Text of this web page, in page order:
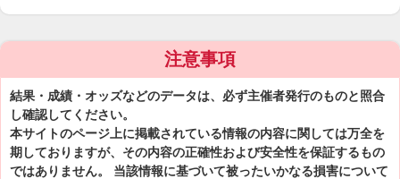
注意事項
結果・成績・オッズなどのデータは、必ず主催者発行のものと照合
し確認してください。
本サイトのページ上に掲載されている情報の内容に関しては万全を
期しておりますが、その内容の正確性および安全性を保証するもの
ではありません。 当該情報に基づいて被ったいかなる損害について